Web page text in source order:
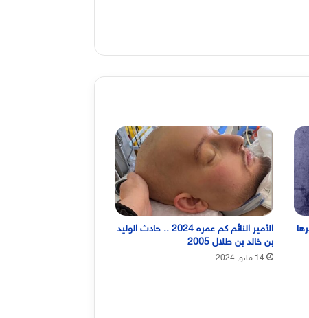
الأمير النائم كم عمره 2024 .. حادث الوليد
بن خالد بن طلال 2005
14 مايو, 2024